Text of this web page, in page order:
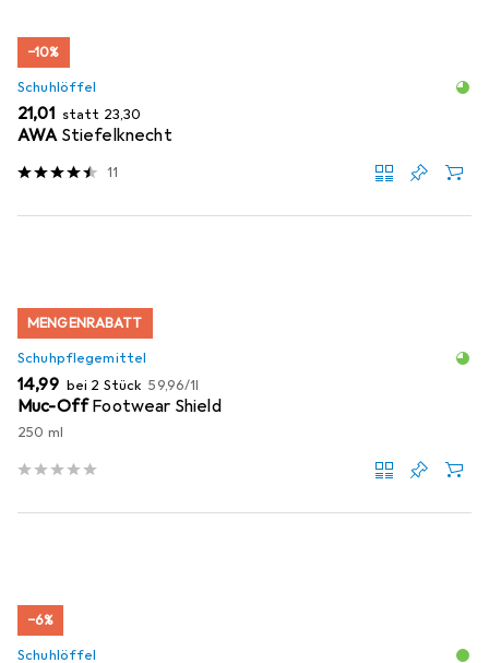
−10%
Schuhlöffel
EUR
21,01 statt EUR
23,30
AWA Stiefelknecht
11
MENGENRABATT
Schuhpflegemittel
EUR
14,99 bei 2 Stück EUR
59,96/1l
Muc-OffFootwear Shield
250 ml
−6%
Schuhlöffel